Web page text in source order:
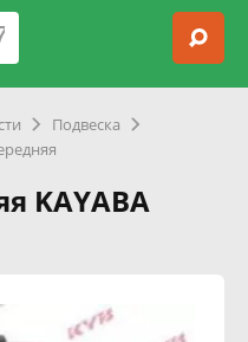
Подвеска
KAYABA